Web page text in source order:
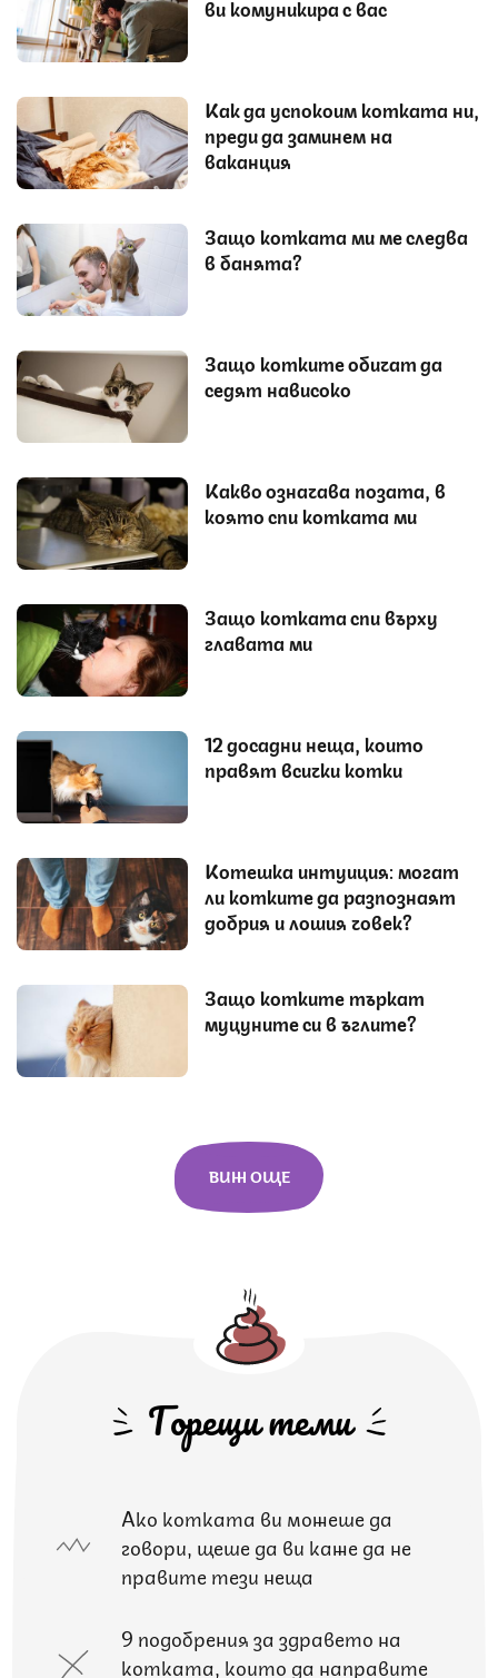
ви комуникира с вас
Как да успокоим котката ни,
преди да заминем на
ваканция
Защо котката ми ме следва
в банята?
Защо котките обичат да
седят нависоко
Какво означава позата, в
която спи котката ми
Защо котката спи върху
главата ми
12 досадни неща, които
правят всички котки
Котешка интуиция: могат
ли котките да разпознаят
добрия и лошия човек?
Защо котките търкат
муцуните си в ъглите?
ВИЖ ОЩЕ
Горещи теми
Ако котката ви можеше да
говори, щеше да ви каже да не
правите тези неща
9 подобрения за здравето на
котката, които да направите